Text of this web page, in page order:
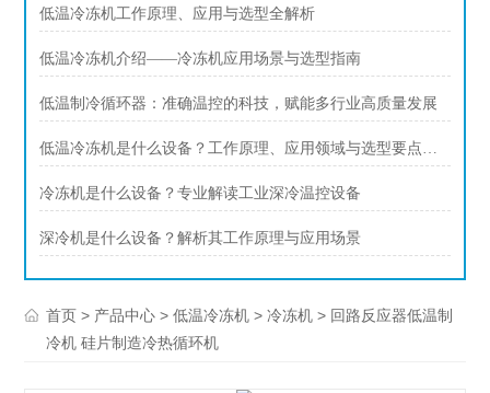
低温冷冻机工作原理、应用与选型全解析
低温冷冻机介绍——冷冻机应用场景与选型指南
低温制冷循环器：准确温控的科技，赋能多行业高质量发展
低温冷冻机是什么设备？工作原理、应用领域与选型要点解析
冷冻机是什么设备？专业解读工业深冷温控设备
深冷机是什么设备？解析其工作原理与应用场景
首页 > 产品中心 >低温冷冻机 >冷冻机 > 回路反应器低温制
冷机 硅片制造冷热循环机